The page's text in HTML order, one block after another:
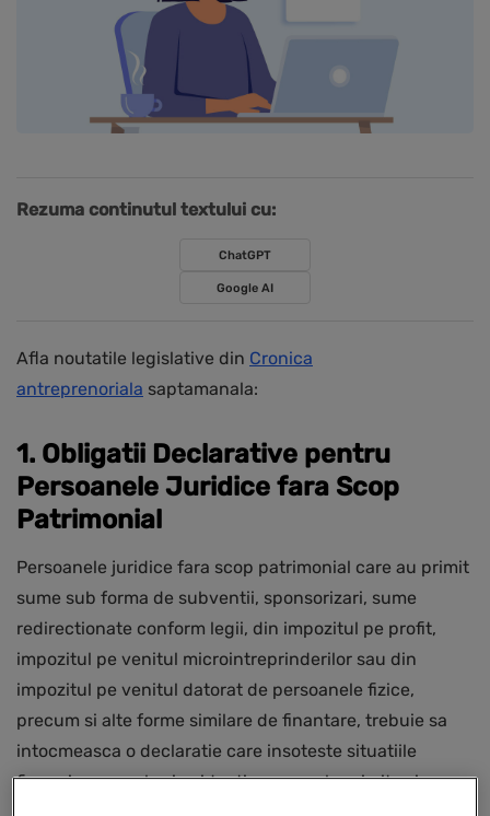
Rezuma continutul textului cu:
ChatGPT
Google AI
Afla noutatile legislative din Cronica
antreprenoriala saptamanala:
1. Obligatii Declarative pentru
Persoanele Juridice fara Scop
Patrimonial
Persoanele juridice fara scop patrimonial care au primit
sume sub forma de subventii, sponsorizari, sume
redirectionate conform legii, din impozitul pe profit,
impozitul pe venitul microintreprinderilor sau din
impozitul pe venitul datorat de persoanele fizice,
precum si alte forme similare de finantare, trebuie sa
intocmeasca o declaratie care insoteste situatiile
financiare anuale si evidentiaza sumele primite si